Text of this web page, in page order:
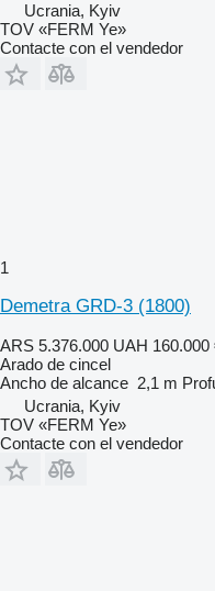
Ucrania, Kyiv
TOV «FERM Ye»
Contacte con el vendedor
1
Demetra GRD-3 (1800)
ARS 5.376.000 UAH 160.000
Arado de cincel
Ancho de alcance 2,1 m
Ucrania, Kyiv
TOV «FERM Ye»
Contacte con el vendedor